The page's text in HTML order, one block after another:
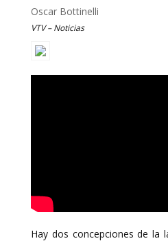
Oscar Bottinelli
VTV – Noticias
Hay dos concepciones de la